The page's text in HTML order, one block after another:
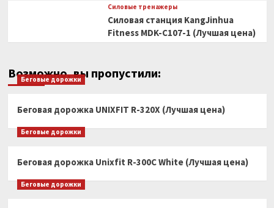
Силовые тренажеры
Силовая станция KangJinhua
Fitness MDK-C107-1 (Лучшая цена)
Возможно, вы пропустили:
Беговые дорожки
Беговая дорожка UNIXFIT R-320X (Лучшая цена)
Беговые дорожки
Беговая дорожка Unixfit R-300C White (Лучшая цена)
Беговые дорожки